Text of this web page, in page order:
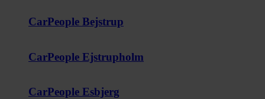
CarPeople Bejstrup
CarPeople Ejstrupholm
CarPeople Esbjerg